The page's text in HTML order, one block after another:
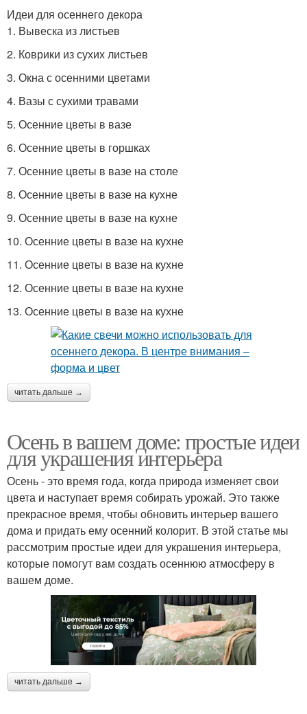
Идеи для осеннего декора
1. Вывеска из листьев
2. Коврики из сухих листьев
3. Окна с осенними цветами
4. Вазы с сухими травами
5. Осенние цветы в вазе
6. Осенние цветы в горшках
7. Осенние цветы в вазе на столе
8. Осенние цветы в вазе на кухне
9. Осенние цветы в вазе на кухне
10. Осенние цветы в вазе на кухне
11. Осенние цветы в вазе на кухне
12. Осенние цветы в вазе на кухне
13. Осенние цветы в вазе на кухне
читать дальше →
Осень в вашем доме: простые идеи
для украшения интерьера
Осень - это время года, когда природа изменяет свои
цвета и наступает время собирать урожай. Это также
прекрасное время, чтобы обновить интерьер вашего
дома и придать ему осенний колорит. В этой статье мы
рассмотрим простые идеи для украшения интерьера,
которые помогут вам создать осеннюю атмосферу в
вашем доме.
читать дальше →